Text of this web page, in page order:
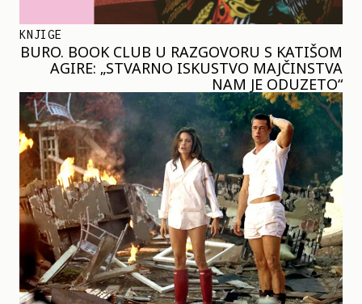
KNJIGE
BURO. BOOK CLUB U RAZGOVORU S KATIŠOM
AGIRE: „STVARNO ISKUSTVO MAJČINSTVA
NAM JE ODUZETO“